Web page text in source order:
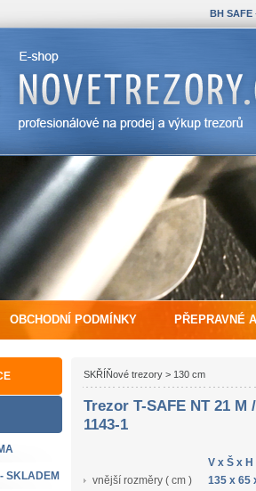
BH SAFE
OBCHODNÍ PODMÍNKY PŘEPRAVNÉ
SKLADEM
SKŘÍŇové trezory > 130 cm
Trezor T-SAFE NT 21 M
1143-1
V x Š x H
vnější rozměry ( cm )
135 x 65